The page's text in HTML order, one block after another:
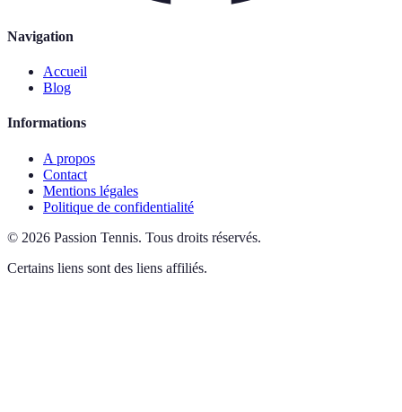
Navigation
Accueil
Blog
Informations
A propos
Contact
Mentions légales
Politique de confidentialité
© 2026 Passion Tennis. Tous droits réservés.
Certains liens sont des liens affiliés.